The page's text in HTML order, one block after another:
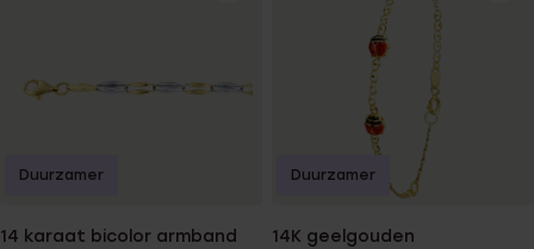
14 karaat bicolor armband
Duurzamer
14K geelgouden
Duurzamer